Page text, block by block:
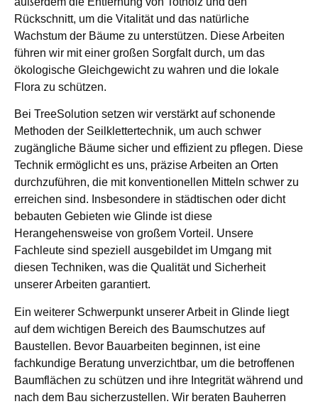
Rückschnitt, um die Vitalität und das natürliche
Wachstum der Bäume zu unterstützen. Diese Arbeiten
führen wir mit einer großen Sorgfalt durch, um das
ökologische Gleichgewicht zu wahren und die lokale
Flora zu schützen.
Bei TreeSolution setzen wir verstärkt auf schonende
Methoden der Seilklettertechnik, um auch schwer
zugängliche Bäume sicher und effizient zu pflegen. Diese
Technik ermöglicht es uns, präzise Arbeiten an Orten
durchzuführen, die mit konventionellen Mitteln schwer zu
erreichen sind. Insbesondere in städtischen oder dicht
bebauten Gebieten wie Glinde ist diese
Herangehensweise von großem Vorteil. Unsere
Fachleute sind speziell ausgebildet im Umgang mit
diesen Techniken, was die Qualität und Sicherheit
unserer Arbeiten garantiert.
Ein weiterer Schwerpunkt unserer Arbeit in Glinde liegt
auf dem wichtigen Bereich des Baumschutzes auf
Baustellen. Bevor Bauarbeiten beginnen, ist eine
fachkundige Beratung unverzichtbar, um die betroffenen
Baumflächen zu schützen und ihre Integrität während und
nach dem Bau sicherzustellen. Wir beraten Bauherren